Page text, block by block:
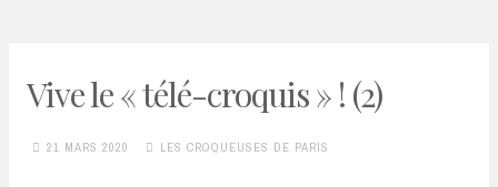
Vive le « télé-croquis » ! (2)
21 MARS 2020 LES CROQUEUSES DE PARIS